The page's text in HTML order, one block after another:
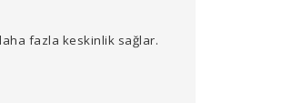
fazla keskinlik sağlar.